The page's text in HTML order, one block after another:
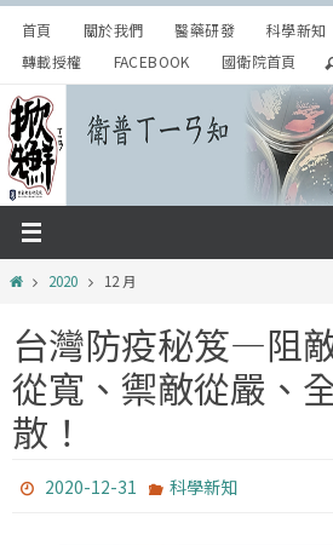
Skip
content
首頁 關於我們 醫藥研發 科學新知
轉載授權
FACEBOOK 國衛院首頁
Home2020 12 月
台灣防疫秘笈—阻
從寬、禦敵從嚴、
散！
2020-12-31 科學新知